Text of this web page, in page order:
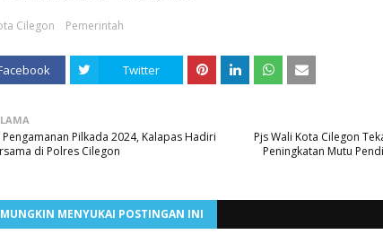
Cilegon Pemerintah
Twitter
Pjs Wali Kota Cilegon
Peningkatan Mutu
Pengamanan Pilkada 2024, Kalapas Hadiri
di Polres Cilegon
MENYUKAI POSTINGAN INI